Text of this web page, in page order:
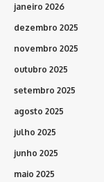
janeiro 2026
dezembro 2025
novembro 2025
outubro 2025
setembro 2025
agosto 2025
julho 2025
junho 2025
maio 2025